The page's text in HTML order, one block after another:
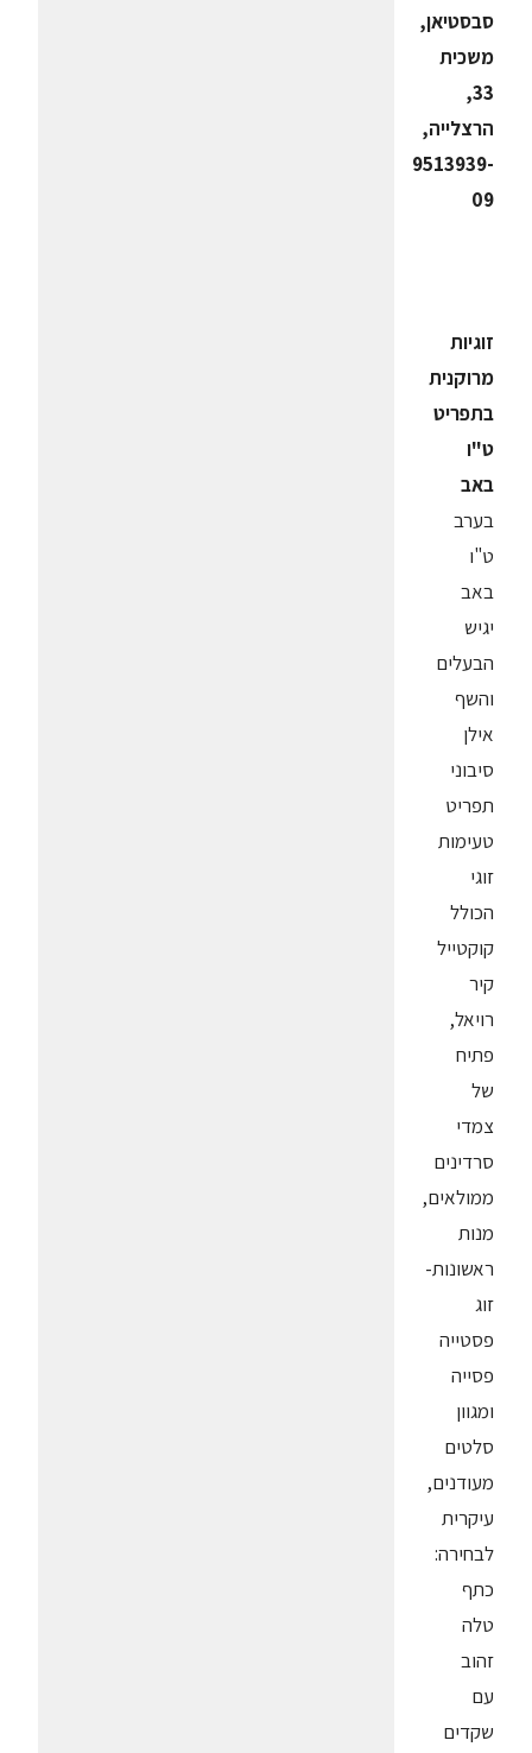
סבסטיאן,
משכית
33,
הרצלייה,
9513939-
09
זוגיות
מרוקנית
בתפריט
ט"ו
באב
בערב
ט"ו
באב
יגיש
הבעלים
והשף
אילן
סיבוני
תפריט
טעימות
זוגי
הכולל
קוקטייל
קיר
רויאל,
פתיח
של
צמדי
סרדינים
ממולאים,
מנות
ראשונות-
זוג
פסטייה
פסייה
ומגוון
סלטים
מעודנים,
עיקרית
לבחירה:
כתף
טלה
זהוב
עם
שקדים